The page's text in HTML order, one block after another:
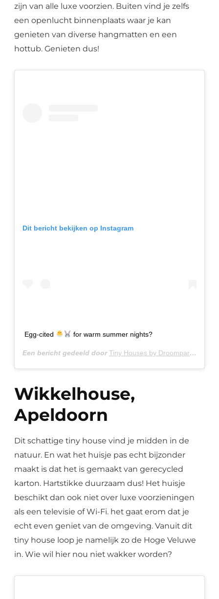
zijn van alle luxe voorzien. Buiten vind je zelfs
een openlucht binnenplaats waar je kan
genieten van diverse hangmatten en een
hottub. Genieten dus!
Dit bericht bekijken op Instagram
Egg-cited for warm summer nights?
Een bericht gedeeld doorTiny Houses by Droomparken
Wikkelhouse,
Apeldoorn
Dit schattige tiny house vind je midden in de
natuur. En wat het huisje pas echt bijzonder
maakt is dat het is gemaakt van gerecycled
karton. Hartstikke duurzaam dus! Het huisje
beschikt dan ook niet over luxe voorzieningen
als een televisie of Wi-Fi. het gaat erom dat je
echt even geniet van de omgeving. Vanuit dit
tiny house loop je namelijk zo de Hoge Veluwe
in. Wie wil hier nou niet wakker worden?